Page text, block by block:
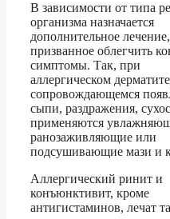
В зависимости от типа
организма назначается
дополнительное лечение,
призванное облегчить
симптомы. Так, при
аллергическом
сопровождающемся
сыпи, раздражения,
применяются
ранозаживляющие или
подсушивающие мази и
Аллергический ринит и
конъюнктивит, кроме
антигистаминов, лечат